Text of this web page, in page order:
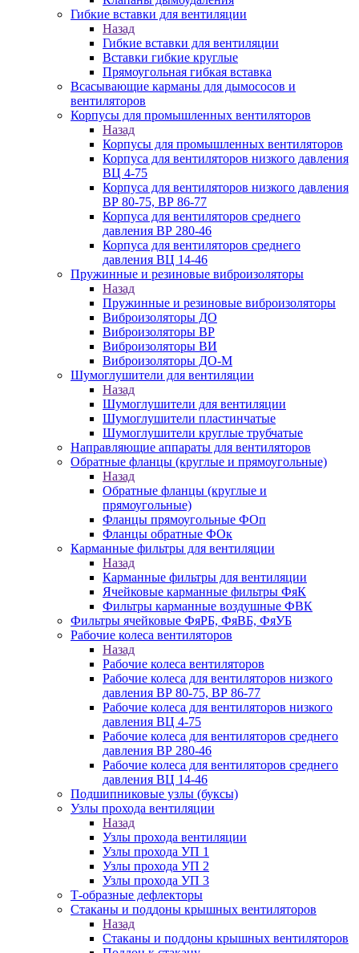
Гибкие вставки для вентиляции
Назад
Гибкие вставки для вентиляции
Вставки гибкие круглые
Прямоугольная гибкая вставка
Всасывающие карманы для дымососов и
вентиляторов
Корпусы для промышленных вентиляторов
Назад
Корпусы для промышленных вентиляторов
Корпуса для вентиляторов низкого давления
ВЦ 4-75
Корпуса для вентиляторов низкого давления
ВР 80-75, ВР 86-77
Корпуса для вентиляторов среднего
давления ВР 280-46
Корпуса для вентиляторов среднего
давления ВЦ 14-46
Пружинные и резиновые виброизоляторы
Назад
Пружинные и резиновые виброизоляторы
Виброизоляторы ДО
Виброизоляторы ВР
Виброизоляторы ВИ
Виброизоляторы ДО-М
Шумоглушители для вентиляции
Назад
Шумоглушители для вентиляции
Шумоглушители пластинчатые
Шумоглушители круглые трубчатые
Направляющие аппараты для вентиляторов
Обратные фланцы (круглые и прямоугольные)
Назад
Обратные фланцы (круглые и
прямоугольные)
Фланцы прямоугольные ФОп
Фланцы обратные ФОк
Карманные фильтры для вентиляции
Назад
Карманные фильтры для вентиляции
Ячейковые карманные фильтры ФяК
Фильтры карманные воздушные ФВК
Фильтры ячейковые ФяРБ, ФяВБ, ФяУБ
Рабочие колеса вентиляторов
Назад
Рабочие колеса вентиляторов
Рабочие колеса для вентиляторов низкого
давления ВР 80-75, ВР 86-77
Рабочие колеса для вентиляторов низкого
давления ВЦ 4-75
Рабочие колеса для вентиляторов среднего
давления ВР 280-46
Рабочие колеса для вентиляторов среднего
давления ВЦ 14-46
Подшипниковые узлы (буксы)
Узлы прохода вентиляции
Назад
Узлы прохода вентиляции
Узлы прохода УП 1
Узлы прохода УП 2
Узлы прохода УП 3
Т-образные дефлекторы
Стаканы и поддоны крышных вентиляторов
Назад
Стаканы и поддоны крышных вентиляторов